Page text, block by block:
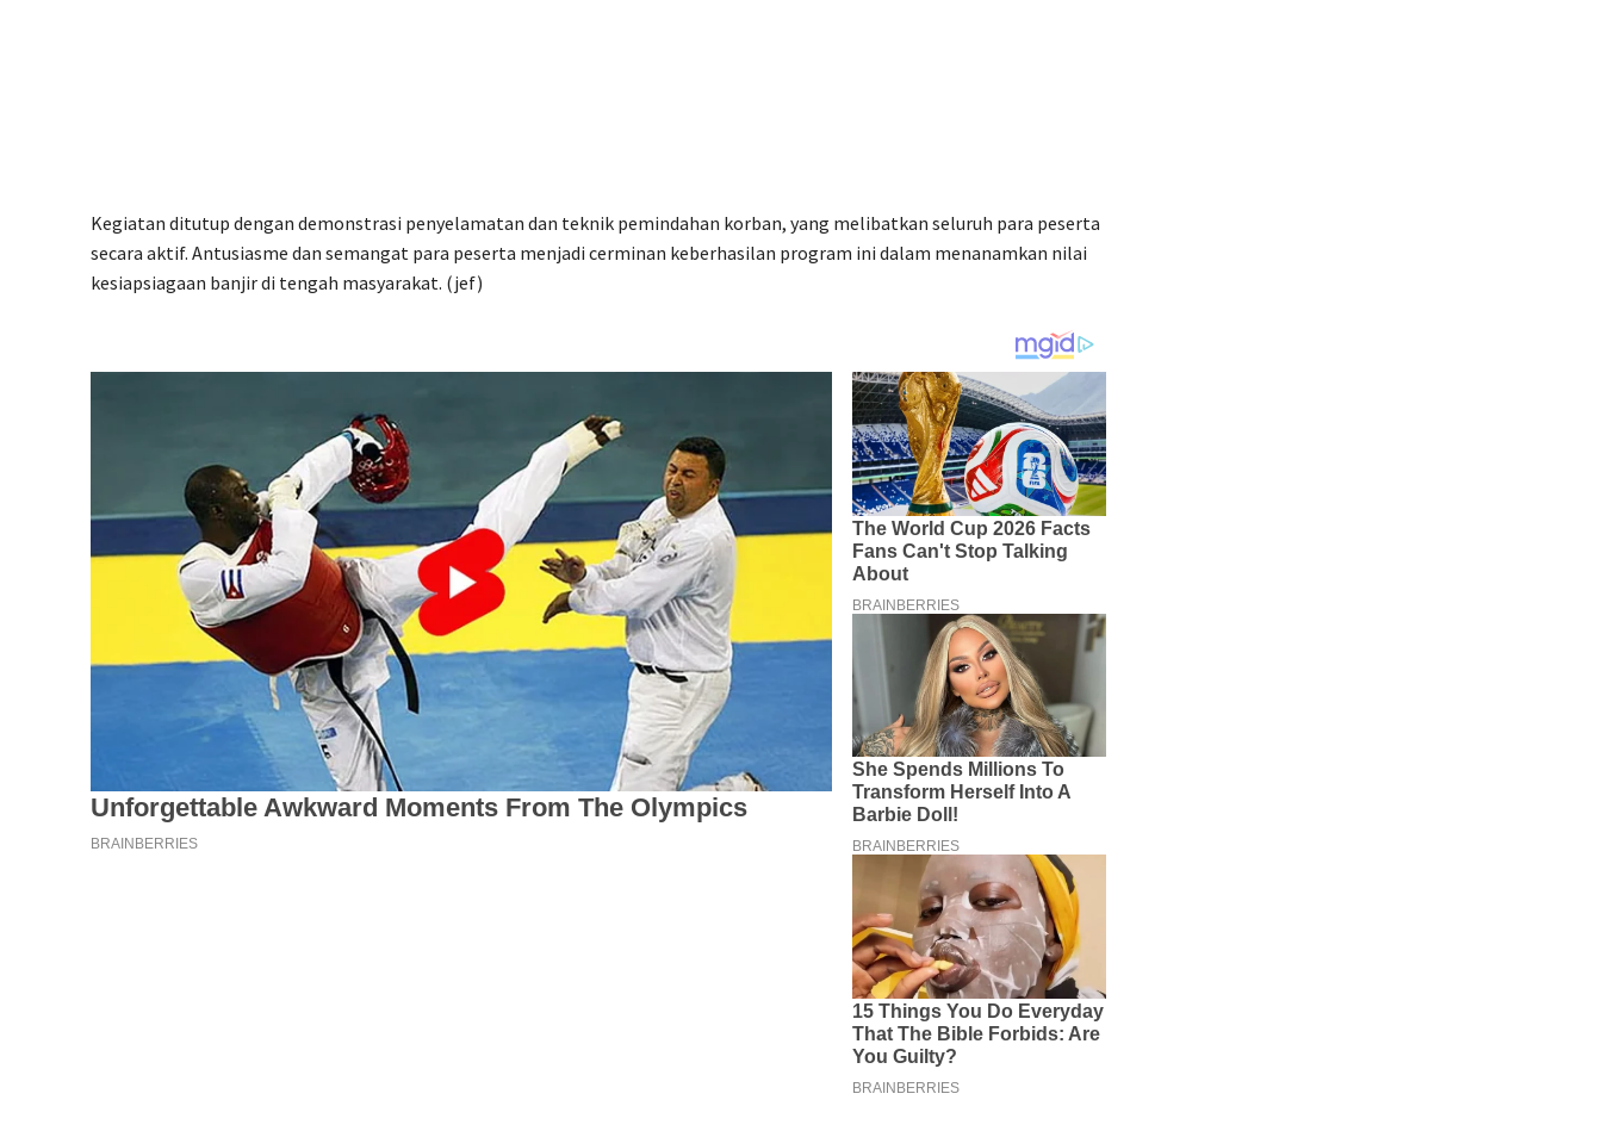
Kegiatan ditutup dengan demonstrasi penyelamatan dan teknik pemindahan korban, yang melibatkan seluruh para peserta
secara aktif. Antusiasme dan semangat para peserta menjadi cerminan keberhasilan program ini dalam menanamkan nilai
kesiapsiagaan banjir di tengah masyarakat. (jef)